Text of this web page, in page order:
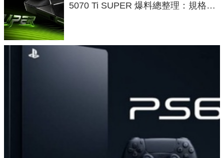
5070 Ti SUPER 爆料總整理：規格、